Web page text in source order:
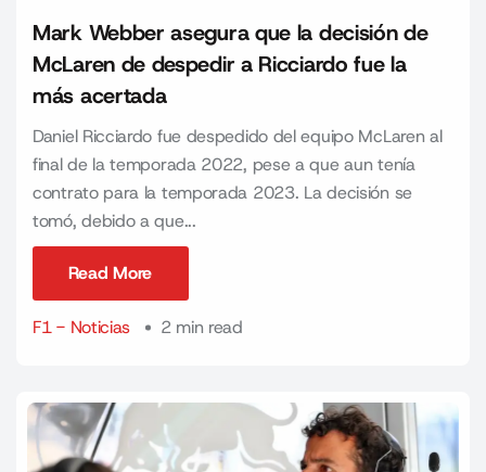
Mark Webber asegura que la decisión de
McLaren de despedir a Ricciardo fue la
más acertada
Daniel Ricciardo fue despedido del equipo McLaren al
final de la temporada 2022, pese a que aun tenía
contrato para la temporada 2023. La decisión se
tomó, debido a que...
Read More
F1 - Noticias
2 min read